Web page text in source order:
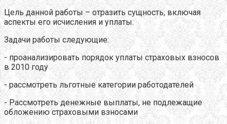
Цель данной работы – отразить сущность, включая
аспекты его исчисления и уплаты.
Задачи работы следующие:
- проанализировать порядок уплаты страховых взносов
в 2010 году
- рассмотреть льготные категории работодателей
- Рассмотреть денежные выплаты, не подлежащие
обложению страховыми взносами